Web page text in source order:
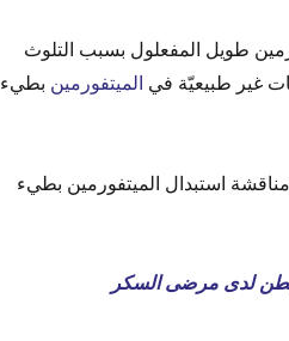
طويل المفعلول بسبب التلوث
غير طبيعيّة في الميتفورمين بطيء
استبدال الميتفورمين بطيء
البطن لدى مرضى السكر